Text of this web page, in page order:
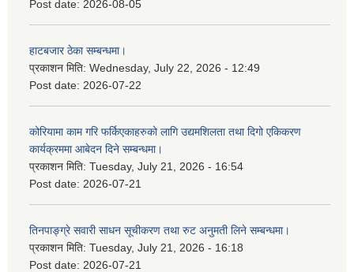
Post date: 2026-08-05
हाटबजार ठेका सम्बन्धमा।
प्रकाशन मिति: Wednesday, July 22, 2026 - 12:49
Post date: 2026-07-22
कोरियामा काम गरि फर्किएकाहरुको लागि उद्यमशिलता तथा दिगो एकिकरण
कार्यक्रममा आबेदन दिने सम्बन्धमा।
प्रकाशन मिति: Tuesday, July 21, 2026 - 16:54
Post date: 2026-07-21
तिनपाङ्ग्रे सवारी साधन सूचीकरण तथा रुट अनुमती लिने सम्बन्धमा।
प्रकाशन मिति: Tuesday, July 21, 2026 - 16:18
Post date: 2026-07-21